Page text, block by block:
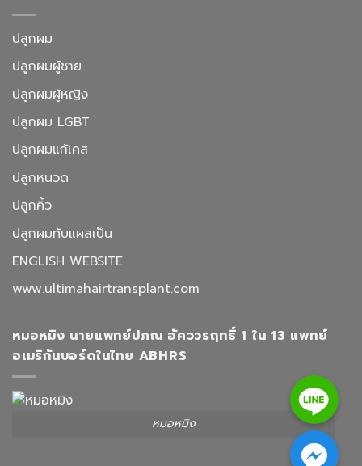
ปลูกผม
ปลูกผมผู้ชาย
ปลูกผมผู้หญิง
ปลูกผม LGBT
ปลูกผมแก้เคส
ปลูกหนวด
ปลูกคิ้ว
ปลูกผมทับแผลเป็น
ENGLISH WEBSITE
www.ultimahairtransplant.com
หมอหมิง นายแพทย์ปภณ อัศววรฤทธิ์ 1 ใน 13 แพทย์
อเมริกันบอร์ดในไทย ABHRS
หมอหมิง
Line
Facebook Messenger